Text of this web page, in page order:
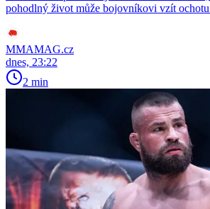
pohodlný život může bojovníkovi vzít ochotu
MMAMAG.cz
dnes, 23:22
2 min